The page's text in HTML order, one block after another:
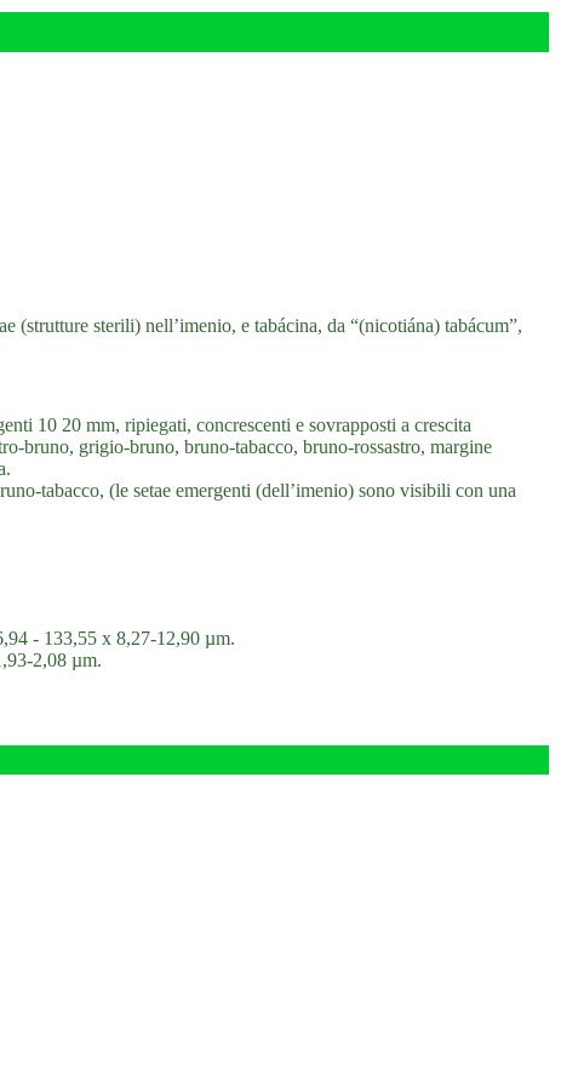
(strutture sterili) nell’imenio, e tabácina, da “(nicotiána) tabácum”,
10 20 mm, ripiegati, concrescenti e sovrapposti a crescita
bruno, grigio-bruno, bruno-tabacco, bruno-rossastro, margine
tabacco, (le setae emergenti (dell’imenio) sono visibili con una
- 133,55 x 8,27-12,90 µm.
2,08 µm.